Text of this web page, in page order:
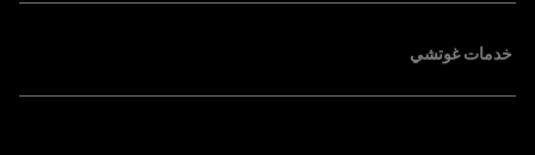
خدمات غوتشي